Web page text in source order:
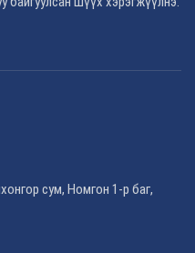
сум, Номгон 1-р баг,